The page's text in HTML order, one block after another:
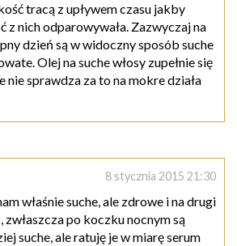
tracą z upływem czasu jakby
z nich odparowywała. Zazwyczaj na
dzień są w widoczny sposób suche
Olej na suche włosy zupełnie się
nie sprawdza za to na mokre działa
8 stycznia 2015 21:30
właśnie suche, ale zdrowe i na drugi
zwłaszcza po koczku nocnym są
suche, ale ratuję je w miarę serum